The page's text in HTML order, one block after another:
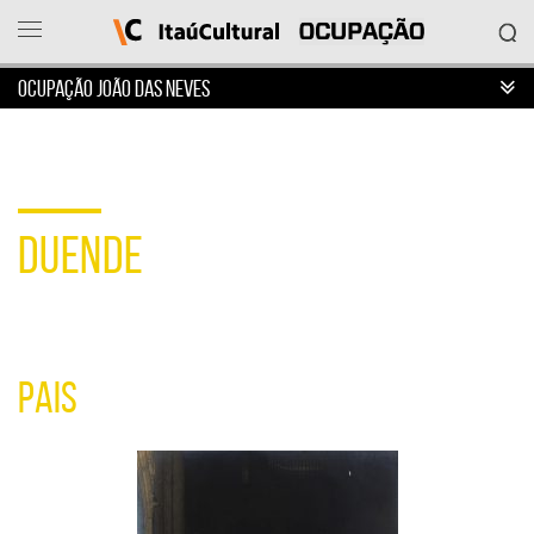
Ocupação
Cultural
que
ocupações
Sobre
OCUPAÇÃO JOÃO DAS NEVES
DUENDE
PAIS